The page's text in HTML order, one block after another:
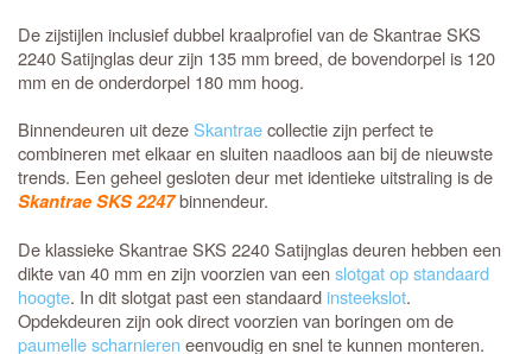
De zijstijlen inclusief dubbel kraalprofiel van de Skantrae SKS
2240 Satijnglas deur zijn 135 mm breed, de bovendorpel is 120
mm en de onderdorpel 180 mm hoog.
Binnendeuren uit dezeSkantraecollectie zijn perfect te
combineren met elkaar en sluiten naadloos aan bij de nieuwste
trends. Een geheel gesloten deur met identieke uitstraling is de
Skantrae SKS 2247binnendeur.
De klassieke Skantrae SKS 2240 Satijnglas deuren hebben een
dikte van 40 mm en zijn voorzien van eenslotgat op standaard
hoogte. In dit slotgat past een standaard insteekslot.
Opdekdeuren zijn ook direct voorzien van boringen om de
paumelle scharnieren eenvoudig en snel te kunnen monteren.